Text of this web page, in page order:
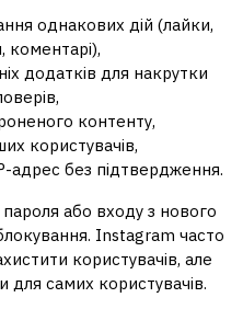
однакових дій (лайки,
коментарі),
додатків для накрутки
контенту,
користувачів,
адрес без підтвердження.
пароля або входу з нового
Instagram часто
користувачів, але
для самих користувачів.